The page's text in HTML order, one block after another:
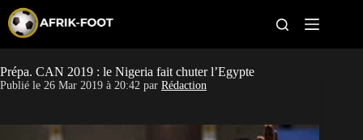
p
t
o
c
CAN féminine
Prépa. CAN 2019 : le Nigeria fait chuter l’Egypte
Publié le 26 Mar 2019 à 20:42 par Rédaction